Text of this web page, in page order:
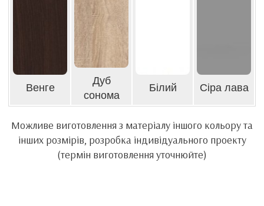
Венге
Дуб
сонома
Білий Сіра лава
Можливе виготовлення з матеріалу іншого кольору та
інших розмірів, розробка індивідуального проекту
(термін виготовлення уточнюйте)